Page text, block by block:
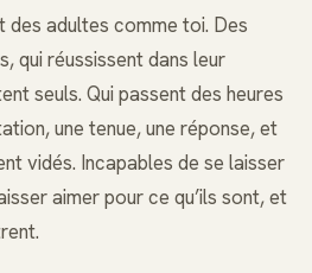
des adultes comme toi. Des
qui réussissent dans leur
seuls. Qui passent des heures
une tenue, une réponse, et
vidés. Incapables de se laisser
aimer pour ce qu’ils sont, et